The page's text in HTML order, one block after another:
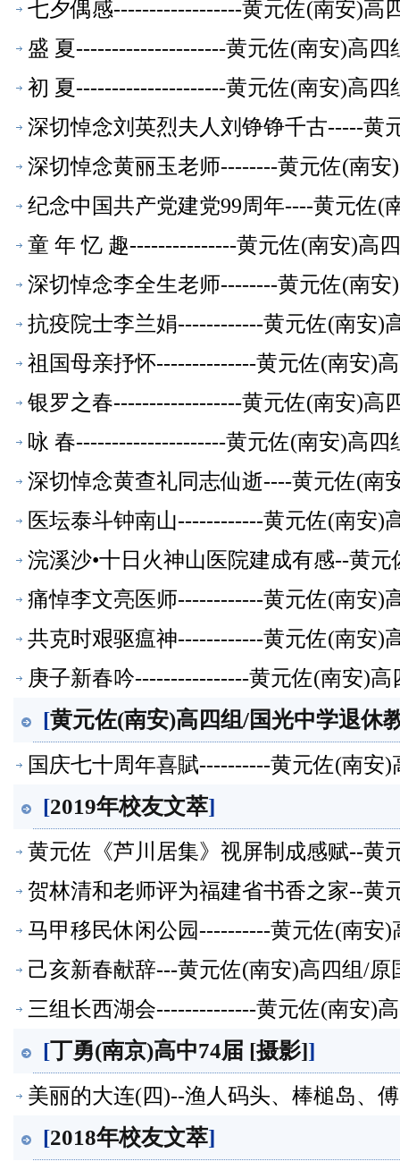
七夕偶感------------------黄元佐(南安)高
盛 夏---------------------黄元佐(南安)高
初 夏---------------------黄元佐(南安)高
深切悼念刘英烈夫人刘铮铮千古-----黄
萃】
深切悼念黄丽玉老师--------黄元佐(南
纪念中国共产党建党99周年----黄元佐(
童 年 忆 趣---------------黄元佐(南安)高
深切悼念李全生老师--------黄元佐(南
抗疫院士李兰娟------------黄元佐(南安)
祖国母亲抒怀--------------黄元佐(南安)
银罗之春------------------黄元佐(南安)高
咏 春---------------------黄元佐(南安)高
深切悼念黄查礼同志仙逝----黄元佐(南
医坛泰斗钟南山------------黄元佐(南安)
浣溪沙•十日火神山医院建成有感--黄
痛悼李文亮医师------------黄元佐(南安)
共克时艰驱瘟神------------黄元佐(南安)
庚子新春吟----------------黄元佐(南安)
[黄元佐(南安)高四组/国光中学退休
国庆七十周年喜賦----------黄元佐(南安
[2019年校友文萃]
黄元佐《芦川居集》视屏制成感赋--黄
萃】
贺林清和老师评为福建省书香之家--黄
萃】
马甲移民休闲公园----------黄元佐(南安
己亥新春献辞---黄元佐(南安)高四组/
三组长西湖会--------------黄元佐(南安)
[丁勇(南京)高中74届 [摄影]]
美丽的大连(四)--渔人码头、棒槌岛、
[2018年校友文萃]